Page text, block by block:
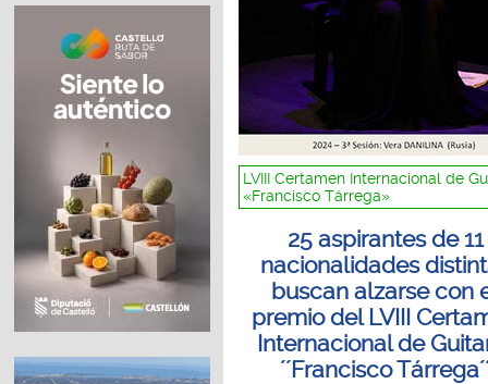
LVIII Certamen Internacional de
«Francisco Tárrega»
25 aspirantes de 11
nacionalidades
buscan alzarse con
premio del LVIII
Internacional de
´´Francisco